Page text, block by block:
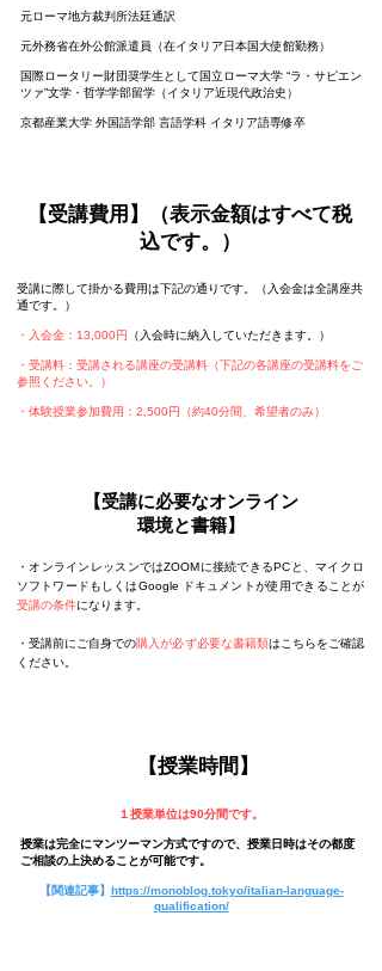
元ローマ地方裁判所法廷通訳
元外務省在外公館派遣員（在イタリア日本国大使館勤務）
国際ロータリー財団奨学生として国立ローマ大学 “ラ・サピエン
ツァ”文学・哲学学部留学（イタリア近現代政治史）
京都産業大学 外国語学部 言語学科 イタリア語専修卒
【受講費用】（表示金額はすべて税
込です。）
受講に際して掛かる費用は下記の通りです。（入会金は全講座共
通です。）
・入会金：13,000円 （入会時に納入していただきます。）
・受講料：受講される講座の受講料（下記の各講座の受講料をご
参照ください。）
・体験授業参加費用：2,500円（約40分間、希望者のみ）
【受講に必要なオンライン
環境と書籍】
・オンラインレッスンではZOOMに接続できるPCと、マイクロ
ソフトワードもしくはGoogle ドキュメントが使用できることが
受講の条件になります。
​・受講前にご自身での購入が必ず必要な書籍類はこちらをご確認
ください。
【授業時間】
１授業単位は90分間です。
授業は完全にマンツーマン方式ですので、授業日時はその都度
ご相談の上決めることが可能です。
【関連記事】 https://monoblog.tokyo/italian-language-
qualification/